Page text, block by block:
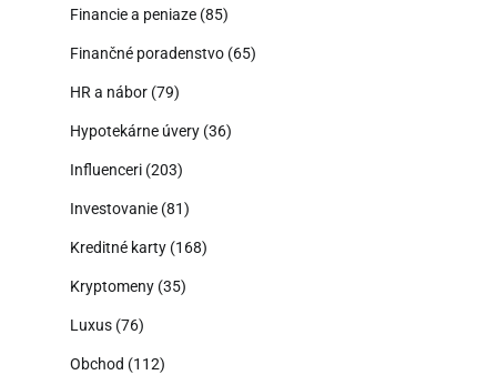
Financie a peniaze (85)
Finančné poradenstvo (65)
HR a nábor (79)
Hypotekárne úvery (36)
Influenceri (203)
Investovanie (81)
Kreditné karty (168)
Kryptomeny (35)
Luxus (76)
Obchod (112)